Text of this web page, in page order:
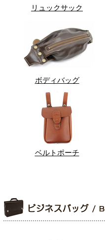
リュックサック
ボディバッグ
ベルトポーチ